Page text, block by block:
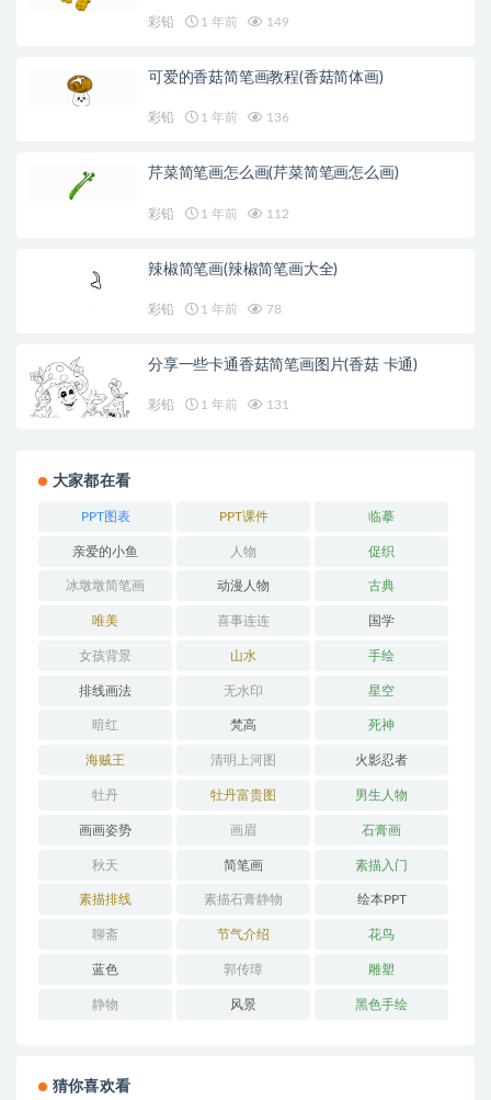
彩铅 1 年前 149
可爱的香菇简笔画教程(香菇简体画)
彩铅 1 年前 136
芹菜简笔画怎么画(芹菜简笔画怎么画)
彩铅 1 年前 112
辣椒简笔画(辣椒简笔画大全)
彩铅 1 年前 78
分享一些卡通香菇简笔画图片(香菇 卡通)
彩铅 1 年前 131
大家都在看
PPT图表 PPT课件 临摹
亲爱的小鱼 人物 促织
冰墩墩简笔画 动漫人物 古典
唯美 喜事连连 国学
女孩背景 山水 手绘
排线画法 无水印 星空
暗红 梵高 死神
海贼王 清明上河图 火影忍者
牡丹 牡丹富贵图 男生人物
画画姿势 画眉 石膏画
秋天 简笔画 素描入门
素描排线 素描石膏静物 绘本PPT
聊斋 节气介绍 花鸟
蓝色 郭传璋 雕塑
静物 风景 黑色手绘
猜你喜欢看